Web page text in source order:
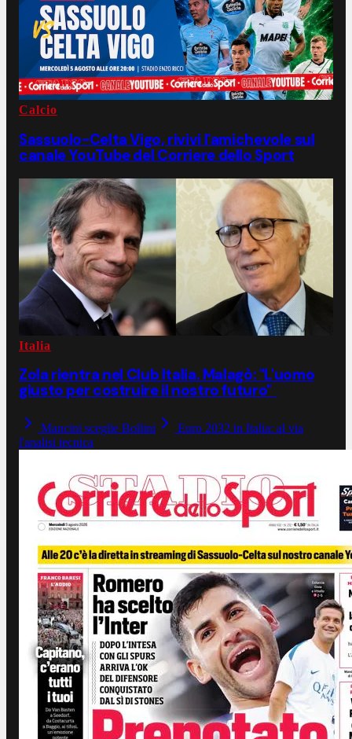
Calcio
Sassuolo-Celta Vigo, rivivi l'amichevole sul
canale YouTube del Corriere dello Sport
Italia
Zola rientra nel Club Italia. Malagò: "L'uomo
giusto per costruire il nostro futuro"
Mancini sceglie Bollini
Euro 2032 in Italia: al via
l'analisi tecnica